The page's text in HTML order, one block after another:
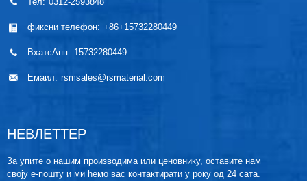
фиксни телефон: +86+15732280449
ВхатсАпп: 15732280449
Емаил: rsmsales@rsmaterial.com
НЕВЛЕТТЕР
За упите о нашим производима или ценовнику, оставите нам
своју е-пошту и ми ћемо вас контактирати у року од 24 сата.